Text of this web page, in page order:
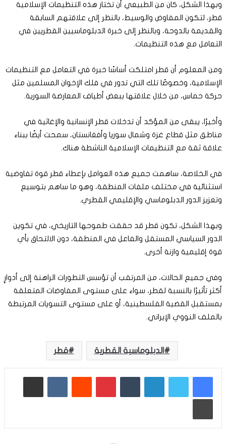
وبهذا الشكل، كان من الطبيعي أن تختار هذه التنظيمات الإسلامية
قطر، لتكون المفاوض والوسيط، بالنظر إلى علاقتهم السابقة
والقديمة بالدوحة، وبالنظر إلى خبرة الدبلوماسيين القطريين في
التعامل مع هذه التنظيمات.
ومن المعلوم أن قطر امتلكت أساسًا خبرة في التعامل مع التنظيمات
الإسلامية، وخصوصًا تلك التي تدور في فلك الإخوان المسلمين مثل
حركة حماس، من خلال علاقتها ببعض أطياف المعارضة السورية.
وأخيرًا، يبقى من المؤكد أن تدخلات قطر الإنسانية والإغاثية في
مناطق مثل قطاع غزة وشمال سوريا وأفغانستان، سمحت أيضًا ببناء
علاقة ثقة مع التنظيمات الإسلامية الناشطة هناك.
في الخلاصة، ساهمت جميع هذه العوامل بإعطاء قطر قوة تفاوضية
استثنائية في مختلف ملفات المنطقة، وهو ما ساهم بتوسيع
وتعزيز الدور الدبلوماسي والإقليمي القطري.
وبهذا الشكل، تكون قطر قد حققت طموحها التاريخي، في تكوين
الدور السياسي المستقل والفاعل في المنطقة، دون الالتحاق بأي
قوة إقليمية وازنة أخرى.
وفي جميع الحالات، من المرتقب أن تؤسس التطورات الراهنة إلى أدوارٍ
أكثر تأثيرًا بالنسبة لقطر، سواء على مستوى المفاوضات المتعلقة
بمستقبل القضية الفلسطينية، أو على مستوى التسويات المرتبطة
بالملف النووي الإيراني.
الدبلوماسية القطرية قطر
لينكدإن بينتيريست مشاركة عبر البريد
طباعة